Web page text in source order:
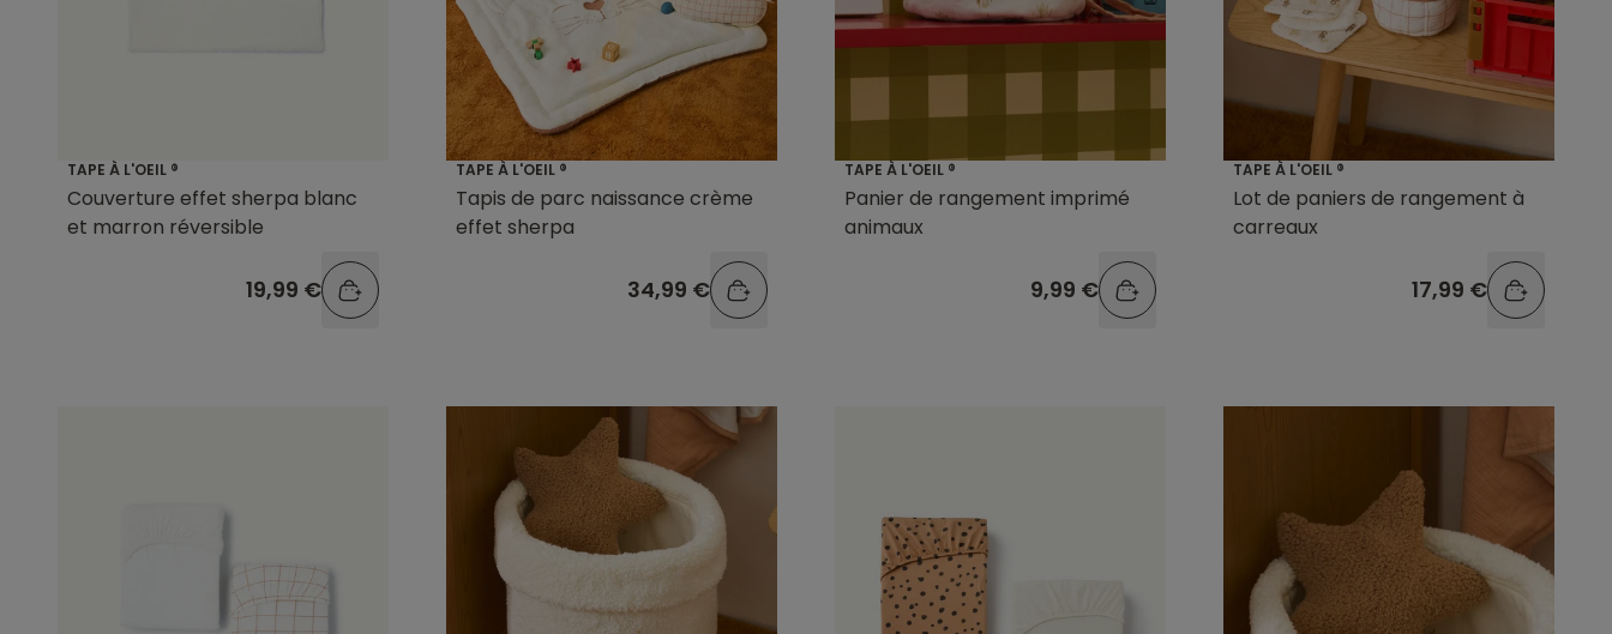
TAPE À L'OEIL ®
Couverture effet sherpa blanc
et marron réversible
19,99 €
TAPE À L'OEIL ®
Tapis de parc naissance crème
effet sherpa
34,99 €
TAPE À L'OEIL ®
Panier de rangement imprimé
animaux
9,99 €
TAPE À L'OEIL ®
Lot de paniers de rangement à
carreaux
17,99 €